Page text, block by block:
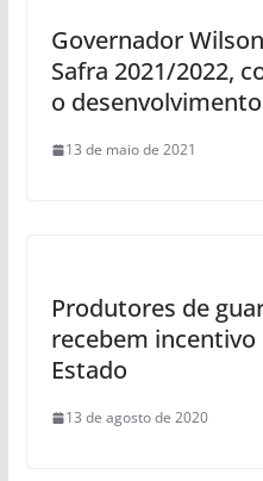
Governador
Safra 2021/2022,
o
13 de maio de 2021
Produtores de
recebem
Estado
13 de agosto de 2020